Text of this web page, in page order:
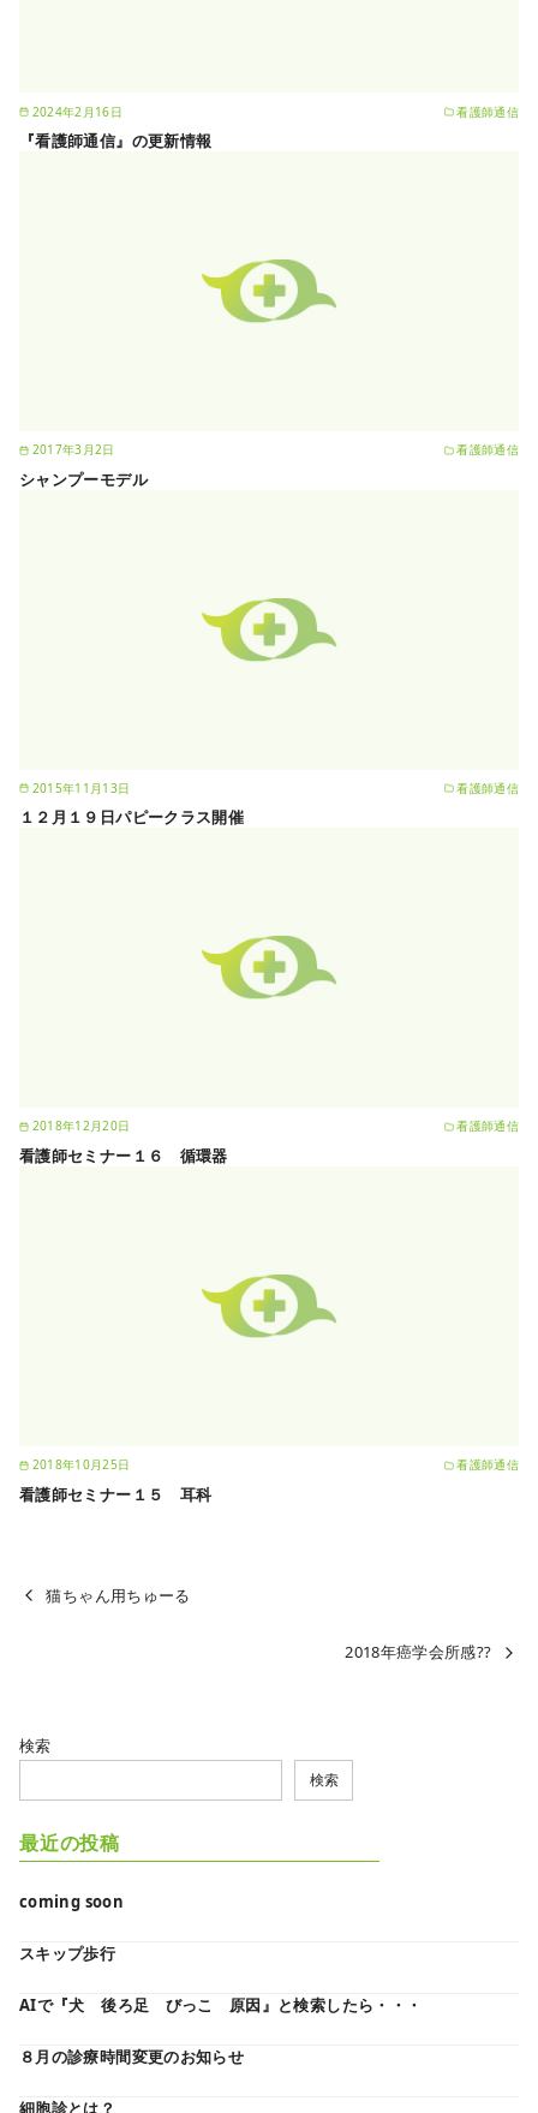
2024年2月16日 看護師通信
『看護師通信』の更新情報
2017年3月2日 看護師通信
シャンプーモデル
2015年11月13日 看護師通信
１２月１９日パピークラス開催
2018年12月20日 看護師通信
看護師セミナー１６ 循環器
2018年10月25日 看護師通信
看護師セミナー１５ 耳科
猫ちゃん用ちゅーる
2018年癌学会所感??
検索
検索
最近の投稿
coming soon
スキップ歩行
AIで『犬 後ろ足 びっこ 原因』と検索したら・・・
８月の診療時間変更のお知らせ
細胞診とは？